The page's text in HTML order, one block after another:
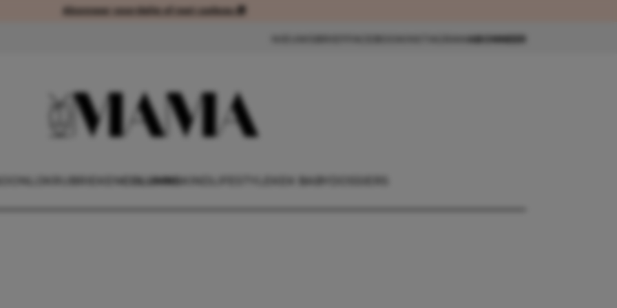
Abonneer voordelig of met cadeau 🎁Abonneer voordelig of met cadeau 🎁
ABONNEER
COLUMNS